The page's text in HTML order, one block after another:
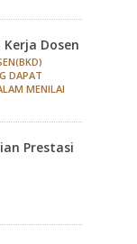
Kerja Dosen
DAPAT
MENILAI
Prestasi